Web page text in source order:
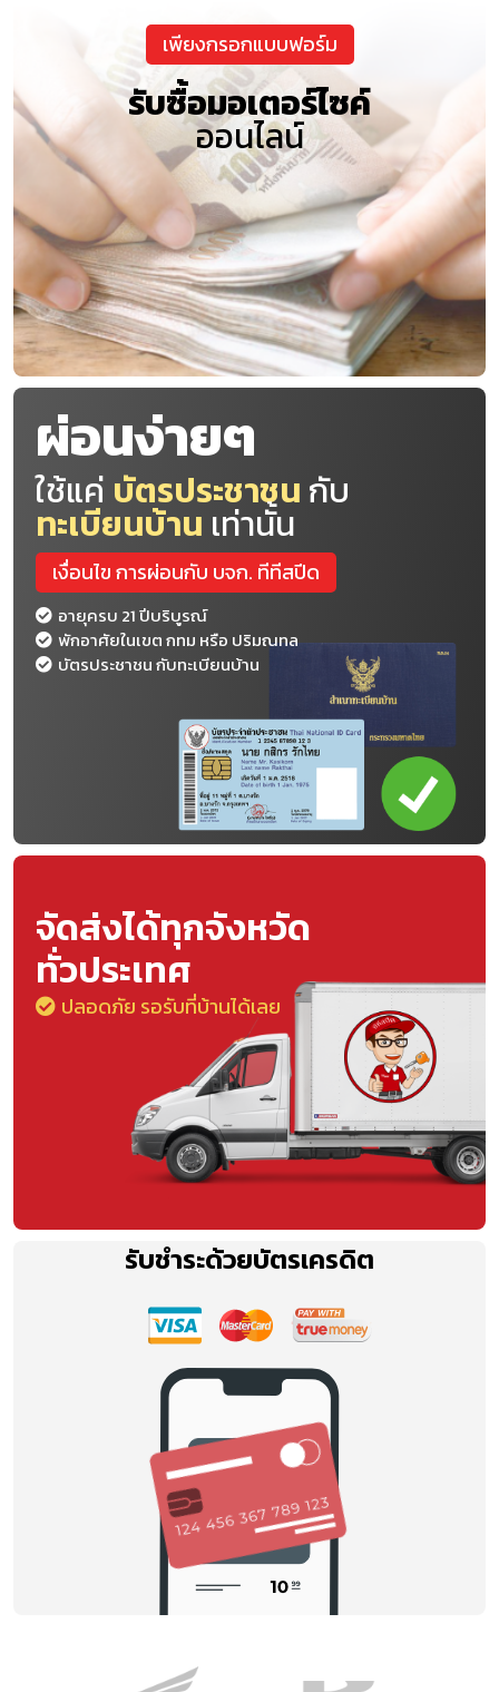
เพียงกรอกแบบฟอร์ม
รับซื้อมอเตอร์ไซค์
ออนไลน์
ผ่อนง่ายๆ
ใช้แค่ บัตรประชาชน กับ
ทะเบียนบ้าน เท่านั้น
เงื่อนไข การผ่อนกับ บจก. ทีทีสปีด
อายุครบ 21 ปีบริบูรณ์
พักอาศัยในเขต กทม หรือ ปริมณทล
บัตรประชาชน กับทะเบียนบ้าน
จัดส่งได้ทุกจังหวัด
ทั่วประเทศ
ปลอดภัย รอรับที่บ้านได้เลย
รับชำระด้วยบัตรเครดิต